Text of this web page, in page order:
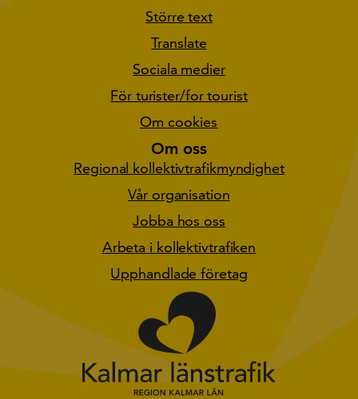
Större text
Translate
Sociala medier
För turister/for tourist
Om cookies
Om oss
Regional kollektivtrafikmyndighet
Vår organisation
Jobba hos oss
Arbeta i kollektivtrafiken
Upphandlade företag
Gå till